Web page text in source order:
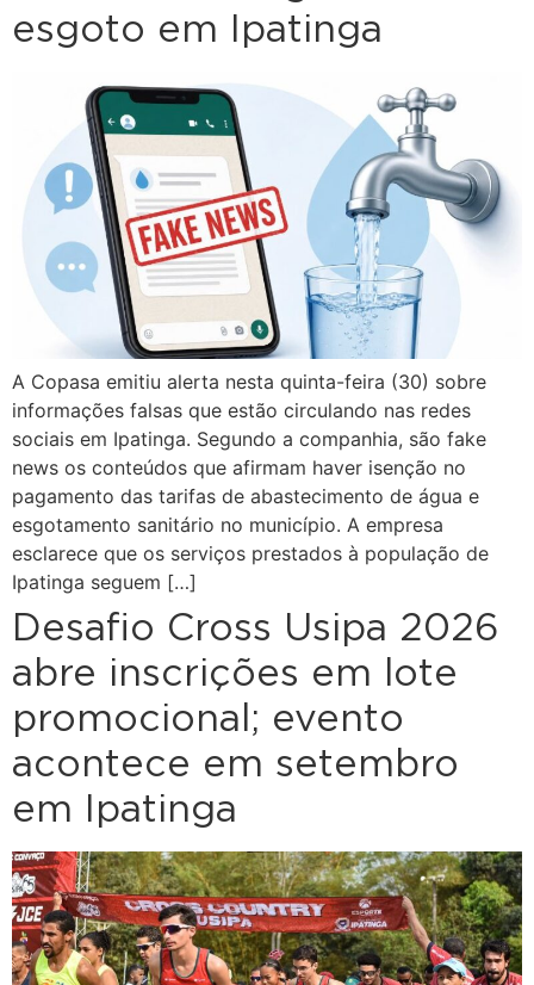
esgoto em Ipatinga
A Copasa emitiu alerta nesta quinta-feira (30) sobre
informações falsas que estão circulando nas redes
sociais em Ipatinga. Segundo a companhia, são fake
news os conteúdos que afirmam haver isenção no
pagamento das tarifas de abastecimento de água e
esgotamento sanitário no município. A empresa
esclarece que os serviços prestados à população de
Ipatinga seguem […]
Desafio Cross Usipa 2026
abre inscrições em lote
promocional; evento
acontece em setembro
em Ipatinga